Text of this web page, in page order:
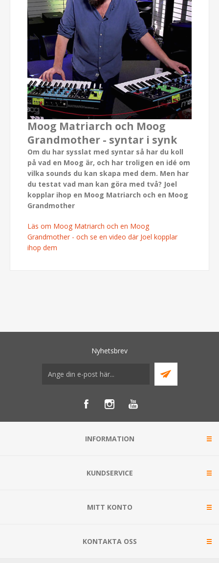
Moog Matriarch och Moog
Grandmother - syntar i synk
Om du har sysslat med syntar så har du koll
på vad en Moog är, och har troligen en idé om
vilka sounds du kan skapa med dem. Men har
du testat vad man kan göra med två? Joel
kopplar ihop en Moog Matriarch och en Moog
Grandmother
Läs om Moog Matriarch och en Moog
Grandmother - och se en video där Joel kopplar
ihop dem
Nyhetsbrev
INFORMATION
KUNDSERVICE
MITT KONTO
KONTAKTA OSS